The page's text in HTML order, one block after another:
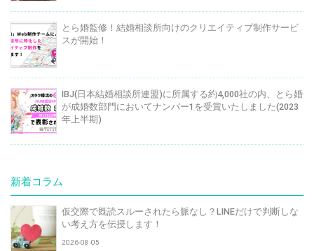
とら婚監修！結婚相談所向けのクリエイティブ制作サービ
スが開始！
IBJ(日本結婚相談所連盟)に所属する約4,000社の内、とら婚
が成婚数部門においてナンバー1を受賞いたしました(2023
年上半期)
新着コラム
仮交際で既読スルーされたら脈なし？LINEだけで判断しな
い考え方を伝授します！
2026-08-05